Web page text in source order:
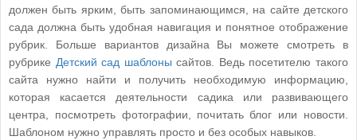
должен быть ярким, быть запоминающимся, на сайте детского
сада должна быть удобная навигация и понятное отображение
рубрик. Больше вариантов дизайна Вы можете смотреть в
рубрике Детский сад шаблоны сайтов. Ведь посетителю такого
сайта нужно найти и получить необходимую информацию,
которая касается деятельности садика или развивающего
центра, посмотреть фотографии, почитать блог или новости.
Шаблоном нужно управлять просто и без особых навыков.